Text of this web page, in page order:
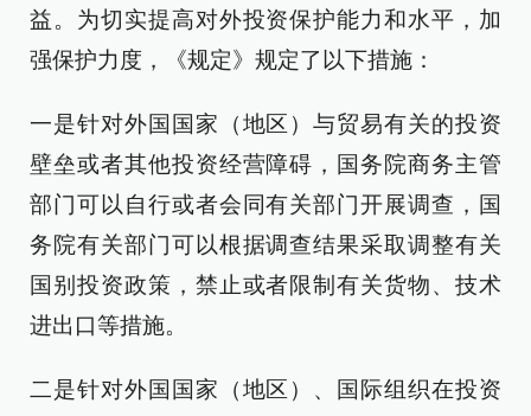
益。为切实提高对外投资保护能力和水平，加
强保护力度，《规定》规定了以下措施：
一是针对外国国家（地区）与贸易有关的投资
壁垒或者其他投资经营障碍，国务院商务主管
部门可以自行或者会同有关部门开展调查，国
务院有关部门可以根据调查结果采取调整有关
国别投资政策，禁止或者限制有关货物、技术
进出口等措施。
二是针对外国国家（地区）、国际组织在投资